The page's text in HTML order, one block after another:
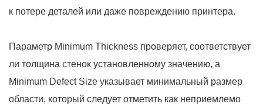
к потере деталей или даже повреждению принтера.
Параметр Minimum Thickness проверяет, соответствует
ли толщина стенок установленному значению, а
Minimum Defect Size указывает минимальный размер
области, который следует отметить как неприемлемо